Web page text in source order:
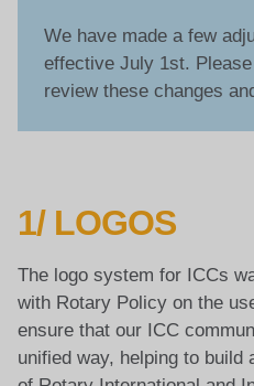
We have made a few
effective July 1st.
review these changes
1/ LOGOS
The logo system for ICCs
with Rotary Policy on the
ensure that our ICC
unified way, helping to build